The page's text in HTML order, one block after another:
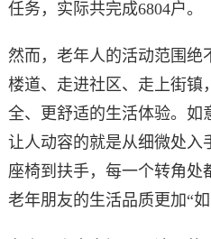
任务，实际共完成6804户。
然而，老年人的活动范围绝
楼道、走进社区、走上街镇
全、更舒适的生活体验。如
让人动容的就是从细微处入
座椅到扶手，每一个转角处
老年朋友的生活品质更加“如